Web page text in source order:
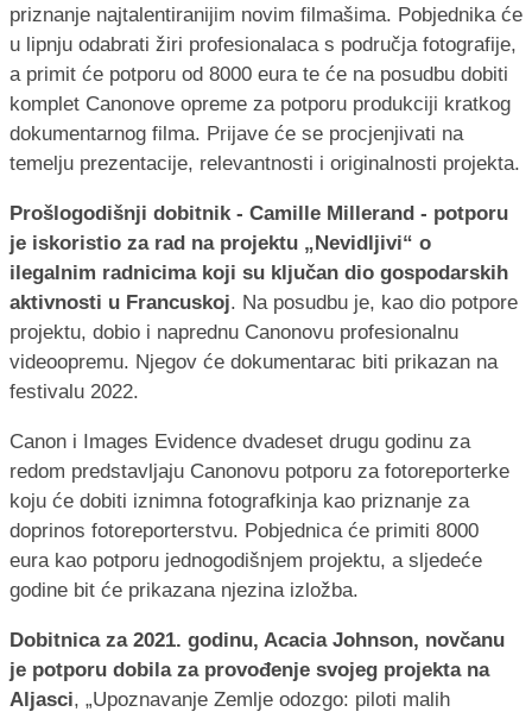
priznanje najtalentiranijim novim filmašima. Pobjednika će
u lipnju odabrati žiri profesionalaca s područja fotografije,
a primit će potporu od 8000 eura te će na posudbu dobiti
komplet Canonove opreme za potporu produkciji kratkog
dokumentarnog filma. Prijave će se procjenjivati na
temelju prezentacije, relevantnosti i originalnosti projekta.
Prošlogodišnji dobitnik - Camille Millerand - potporu
je iskoristio za rad na projektu „Nevidljivi“ o
ilegalnim radnicima koji su ključan dio gospodarskih
aktivnosti u Francuskoj. Na posudbu je, kao dio potpore
projektu, dobio i naprednu Canonovu profesionalnu
videoopremu. Njegov će dokumentarac biti prikazan na
festivalu 2022.
Canon i Images Evidence dvadeset drugu godinu za
redom predstavljaju Canonovu potporu za fotoreporterke
koju će dobiti iznimna fotografkinja kao priznanje za
doprinos fotoreporterstvu. Pobjednica će primiti 8000
eura kao potporu jednogodišnjem projektu, a sljedeće
godine bit će prikazana njezina izložba.
Dobitnica za 2021. godinu, Acacia Johnson, novčanu
je potporu dobila za provođenje svojeg projekta na
Aljasci, „Upoznavanje Zemlje odozgo: piloti malih